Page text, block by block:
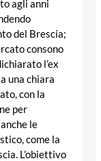
agli anni
del Brescia;
consono
l’ex
una chiara
con la
per
le
come la
L’obiettivo